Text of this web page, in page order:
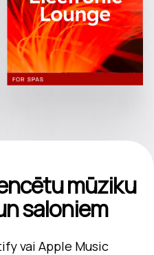
mūziku
saloniem
vai Apple Music